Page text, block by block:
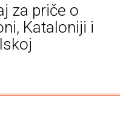
za priče o
Kataloniji i